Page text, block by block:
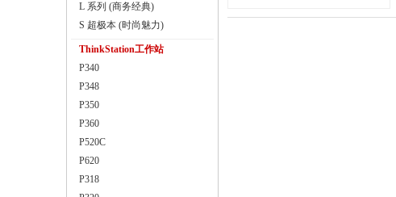
L 系列 (商务经典)
S 超极本 (时尚魅力)
ThinkStation工作站
P340
P348
P350
P360
P520C
P620
P318